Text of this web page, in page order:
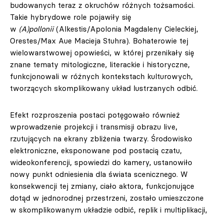
budowanych teraz z okruchów różnych tożsamości.
Takie hybrydowe role pojawiły się
w (A)pollonii(Alkestis/Apolonia Magdaleny Cieleckiej,
Orestes/Max Aue Macieja Stuhra). Bohaterowie tej
wielowarstwowej opowieści, w której przenikały się
znane tematy mitologiczne, literackie i historyczne,
funkcjonowali w różnych kontekstach kulturowych,
tworzących skomplikowany układ lustrzanych odbić.
Efekt rozproszenia postaci potęgowało również
wprowadzenie projekcji i transmisji obrazu live,
rzutujących na ekrany zbliżenia twarzy. Środowisko
elektroniczne, eksponowane pod postacią czatu,
wideokonferencji, spowiedzi do kamery, ustanowiło
nowy punkt odniesienia dla świata scenicznego. W
konsekwencji tej zmiany, ciało aktora, funkcjonujące
dotąd w jednorodnej przestrzeni, zostało umieszczone
w skomplikowanym układzie odbić, replik i multiplikacji,